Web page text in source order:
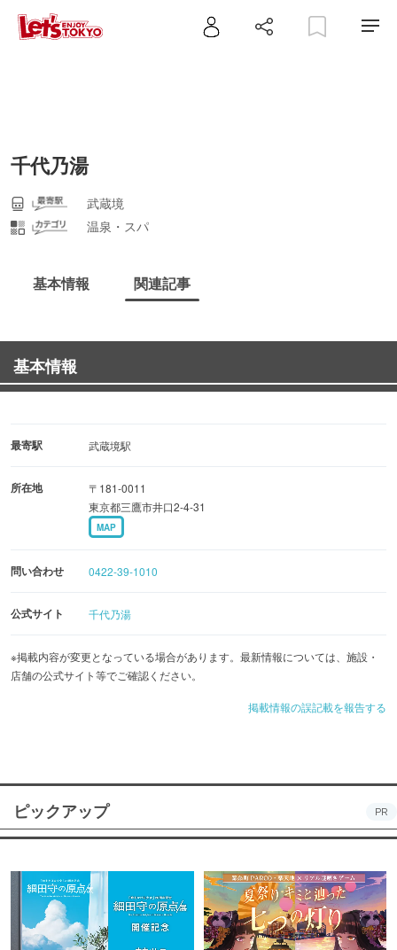
千代乃湯
武蔵境
温泉・スパ
基本情報 関連記事
基本情報
最寄駅 武蔵境駅
所在地
〒181-0011
東京都三鷹市井口2-4-31
MAP
問い合わせ 0422-39-1010
公式サイト 千代乃湯
※掲載内容が変更となっている場合があります。最新情報については、施設・
店舗の公式サイト等でご確認ください。
掲載情報の誤記載を報告する
ピックアップ PR